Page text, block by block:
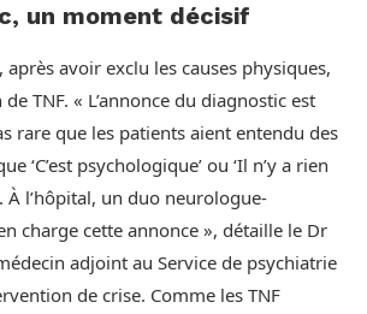
un moment décisif
après avoir exclu les causes physiques,
TNF. « L’annonce du diagnostic est
rare que les patients aient entendu des
‘C’est psychologique’ ou ‘Il n’y a rien
À l’hôpital, un duo neurologue-
charge cette annonce », détaille le Dr
adjoint au Service de psychiatrie
de crise. Comme les TNF